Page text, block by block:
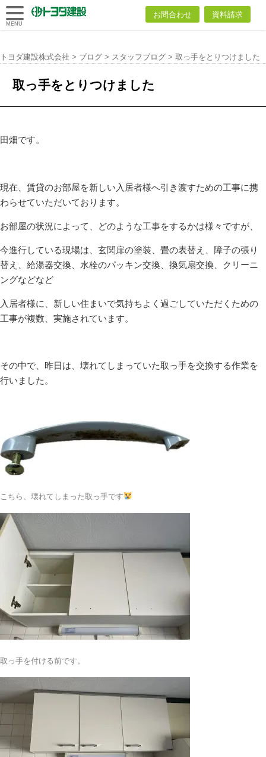
トヨダ建設
お問合わせ 資料請求
MENU
トヨダ建設株式会社 > ブログ > スタッフブログ > 取っ手をとりつけました
取っ手をとりつけました
田畑です。
現在、賃貸のお部屋を新しい入居者様へ引き渡すための工事に携
わらせていただいております。
お部屋の状況によって、どのような工事をするかは様々ですが、
今進行している現場は、玄関扉の塗装、畳の表替え、障子の張り
替え、給湯器交換、水栓のパッキン交換、換気扇交換、クリーニ
ングなどなど
入居者様に、新しい住まいで気持ちよく過ごしていただくための
工事が複数、実施されています。
その中で、昨日は、壊れてしまっていた取っ手を交換する作業を
行いました。
こちら、壊れてしまった取っ手です
取っ手を付ける前です。